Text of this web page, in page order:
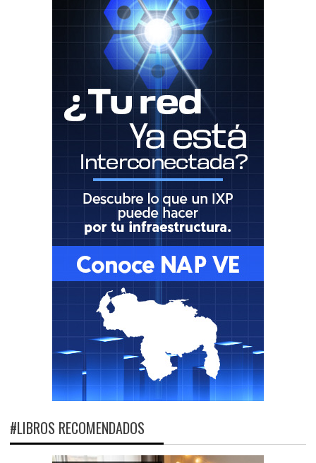
#LIBROS RECOMENDADOS